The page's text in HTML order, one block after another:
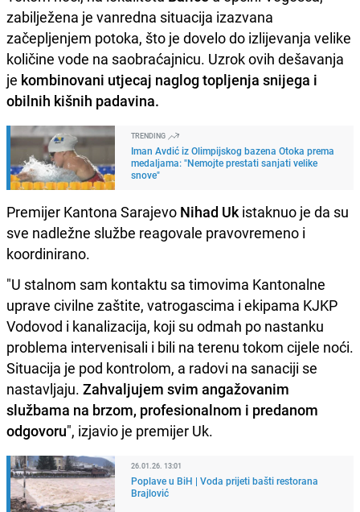
zabilježena je vanredna situacija izazvana
začepljenjem potoka, što je dovelo do izlijevanja velike
količine vode na saobraćajnicu. Uzrok ovih dešavanja
je kombinovani utjecaj naglog topljenja snijega i
obilnih kišnih padavina.
TRENDING
Iman Avdić iz Olimpijskog bazena Otoka prema
medaljama: "Nemojte prestati sanjati velike
snove"
Premijer Kantona Sarajevo Nihad Uk istaknuo je da su
sve nadležne službe reagovale pravovremeno i
koordinirano.
"U stalnom sam kontaktu sa timovima Kantonalne
uprave civilne zaštite, vatrogascima i ekipama KJKP
Vodovod i kanalizacija, koji su odmah po nastanku
problema intervenisali i bili na terenu tokom cijele noći.
Situacija je pod kontrolom, a radovi na sanaciji se
nastavljaju. Zahvaljujem svim angažovanim
službama na brzom, profesionalnom i predanom
odgovoru", izjavio je premijer Uk.
26.01.26. 13:01
Poplave u BiH | Voda prijeti bašti restorana
Brajlović